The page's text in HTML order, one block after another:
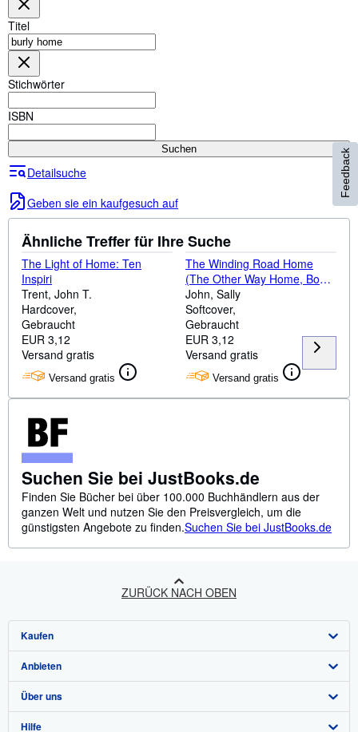
Sammlungen
Antiquarische Bücher
Kunst & Sammlerstücke
Hilfe
Titel
Stichwörter
ISBN
Suchen
Detailsuche
Geben sie ein kaufgesuch auf
Ähnliche Treffer für Ihre Suche
The Light of Home: Ten
Inspiri
Trent, John T.
Hardcover
Gebraucht
EUR 3,12
Versand gratis
Versand gratis
The Winding Road Home
(The Other Way Home, Book
4)
John, Sally
Softcover
Gebraucht
EUR 3,12
Versand gratis
Versand gratis
Suchen Sie bei JustBooks.de
Finden Sie Bücher bei über 100.000 Buchhändlern aus der
ganzen Welt und nutzen Sie den Preisvergleich, um die
günstigsten Angebote zu finden.Suchen Sie bei JustBooks.de
Feedback
ZURÜCK NACH OBEN
Kaufen
Detailsuche
Sammlungen
Nutzerkonto
Anbieten
Verkäufer werden
Partnerprogramm
Über uns
Über uns / Impressum
Hilfe